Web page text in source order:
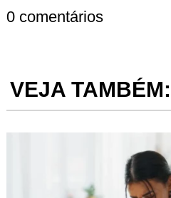
0 comentários
VEJA TAMBÉM: